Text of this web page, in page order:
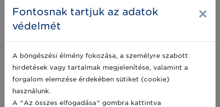
LEI megfelelőségi jelölés „Policy
Conformity Flag” bevezetése
kerül bevezetésre hamarosan, melyről
bővebben tájékozódhat cikkünkből. A GLEIF
annak érdekében, hogy minimalizálja a
csalások kockázatát és tovább fokozza az
átláthatóságot a LEI kóddal rendelkező jogi
személyek esetében a „Policy Conformity
Flag” bevezetéséről döntött.
Fontosnak tartjuk az adatok
védelmét
×
A böngészési élmény fokozása, a személyre szabott
hirdetések vagy tartalmak megjelenítése, valamint a
forgalom elemzése érdekében sütiket (cookie)
használunk.
A "Az összes elfogadása" gombra kattintva